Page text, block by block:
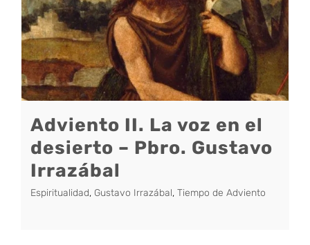
Adviento II. La voz en el
desierto – Pbro. Gustavo
Irrazábal
Espiritualidad, Gustavo Irrazábal, Tiempo de Adviento